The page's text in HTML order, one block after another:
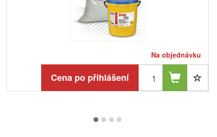
Na objednávku
Cena po přihlášení